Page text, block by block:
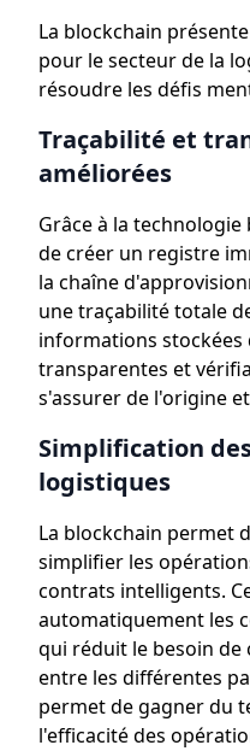
La blockchain
pour le secteur de la
résoudre les défis
Traçabilité et
améliorées
Grâce à la
de créer un registre
la chaîne
une traçabilité totale
informations stockées
transparentes et
s'assurer de l'origine
Simplification
logistiques
La blockchain permet
simplifier les
contrats intelligents.
automatiquement les
qui réduit le besoin
entre les différentes
permet de gagner du
l'efficacité des